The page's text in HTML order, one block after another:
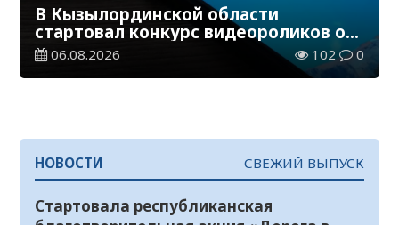
В Кызылординской области
стартовал конкурс видеороликов о
семейных ценностях и Конституции
06.08.2026 102 0
НОВОСТИ СВЕЖИЙ ВЫПУСК
Стартовала республиканская